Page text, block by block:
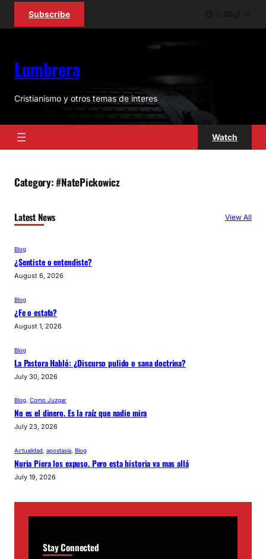
Subscribe
Lumbrera
Cristianismo y otros temas de interes
Watch
Category:#NatePickowicz
Latest News View All
Blog
¿Sentiste o entendiste?
August 6, 2026
Blog
¿Fe o estafa?
August 1, 2026
Blog
La Pastora Habló: ¿Discurso pulido o sana doctrina?
July 30, 2026
Blog, Como Juzgar
No es el dinero. Es la raíz que nadie mira
July 23, 2026
Actualidad apostasía Blog
Nuria Piera los expuso. Pero esta historia va mas allá
July 19, 2026
Stay Connected